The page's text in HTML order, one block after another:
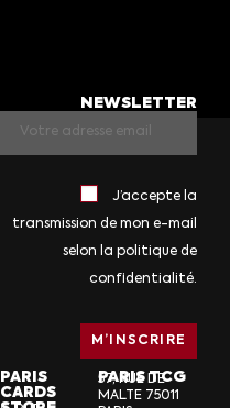
NEWSLETTER
J’accepte la
transmission de mon e-mail
selon la politique de
confidentialité.
PARIS
CARDS
PARIS TCG
57, RUE DE
MALTE 75011